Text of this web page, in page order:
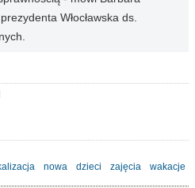
Włocławska ds.
nowa dzieci zajęcia wakacje